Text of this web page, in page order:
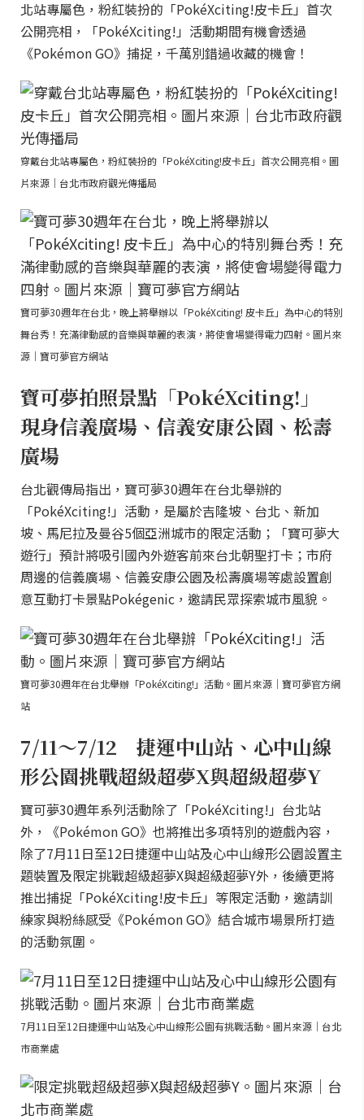
北站專屬色，粉紅裝扮的「PokéXciting!皮卡丘」首次
公開亮相，「PokéXciting!」活動期間有機會透過
《Pokémon GO》捕捉，千萬別錯過收藏的機會！
穿戴台北站專屬色，粉紅裝扮的「PokéXciting!皮卡丘」首次公開亮相。圖
片來源｜台北市政府觀光傳播局
寶可夢30週年在台北，晚上將舉辦以「PokéXciting! 皮卡丘」為中心的特別
舞台秀！充滿律動感的音樂與華麗的表演，將使會場變得電力四射。圖片來
源｜寶可夢官方網站
寶可夢拍照景點「PokéXciting!」
現身信義廣場、信義安康公園、松壽
廣場
台北觀傳局指出，寶可夢30週年在台北舉辦的
「PokéXciting!」活動，是屬於吉隆坡、台北、新加
坡、馬尼拉及曼谷5個亞洲城市的限定活動；「寶可夢大
遊行」預計將吸引國內外遊客前來台北朝聖打卡；市府
周邊的信義廣場、信義安康公園及松壽廣場等處設置創
意互動打卡景點Pokégenic，邀請民眾探索城市風貌。
寶可夢30週年在台北舉辦「PokéXciting!」活動。圖片來源｜寶可夢官方網
站
7/11～7/12 捷運中山站、心中山線
形公園挑戰超級超夢X與超級超夢Y
寶可夢30週年系列活動除了「PokéXciting!」台北站
外，《Pokémon GO》也將推出多項特別的遊戲內容，
除了7月11日至12日捷運中山站及心中山線形公園設置主
題裝置及限定挑戰超級超夢X與超級超夢Y外，後續更將
推出捕捉「PokéXciting!皮卡丘」等限定活動，邀請訓
練家與粉絲感受《Pokémon GO》結合城市場景所打造
的活動氛圍。
7月11日至12日捷運中山站及心中山線形公園有挑戰活動。圖片來源｜台北
市商業處